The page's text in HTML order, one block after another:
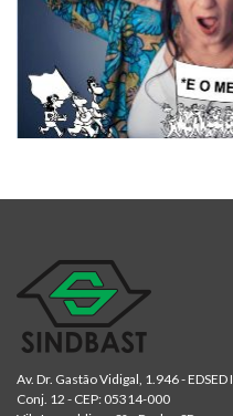
Av. Dr. Gastão Vidigal, 1.946 - EDSED I
Conj. 12 - CEP: 05314-000